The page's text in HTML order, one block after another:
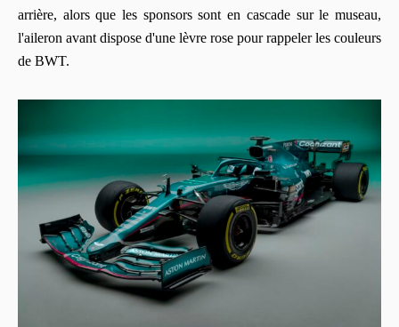
arrière, alors que les sponsors sont en cascade sur le museau,
l'aileron avant dispose d'une lèvre rose pour rappeler les couleurs
de BWT.